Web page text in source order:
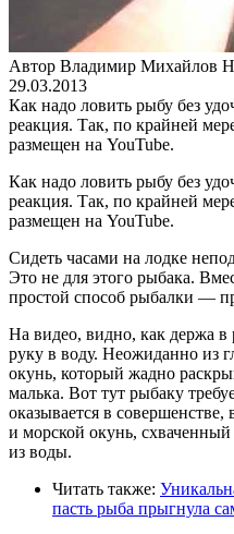
Автор Владимир Михайлов
29.03.2013
Как надо ловить рыбу без
реакция. Так, по крайней
размещен на YouTube.
Как надо ловить рыбу без
реакция. Так, по крайней
размещен на YouTube.
Сидеть часами на лодке
Это не для этого рыбака.
простой способ рыбалки —
На видео, видно, как держа в
руку в воду. Неожиданно из
окунь, который жадно
малька. Вот тут рыбаку
оказывается в
и морской окунь,
из воды.
Читать также:
пасть рыба прыгнула